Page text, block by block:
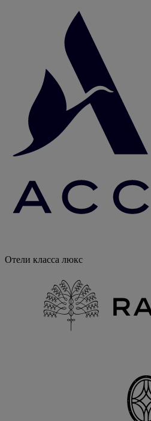
Отели класса люкс